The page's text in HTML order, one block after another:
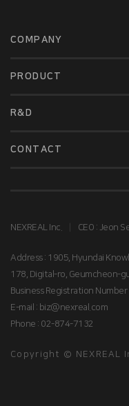
COMPANY
PRODUCT
R&D
CONTACT
NEXREAL Inc. CEO : Jeon
Address : 1905, Hyundai
178, Digital-ro, Geumcheon-
Business Registration
E-mail : biz@nexreal.com
Phone : 02-874-7132
Copyright © NEXREAL